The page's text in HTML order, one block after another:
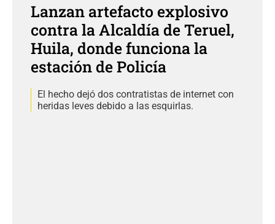
Lanzan artefacto explosivo
contra la Alcaldía de Teruel,
Huila, donde funciona la
estación de Policía
El hecho dejó dos contratistas de internet con
heridas leves debido a las esquirlas.